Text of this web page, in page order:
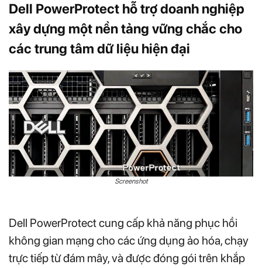
Dell PowerProtect hỗ trợ doanh nghiệp
xây dựng một nền tảng vững chắc cho
các trung tâm dữ liệu hiện đại
Screenshot
Dell PowerProtect cung cấp khả năng phục hồi
không gian mạng cho các ứng dụng ảo hóa, chạy
trực tiếp từ đám mây, và được đóng gói trên khắp